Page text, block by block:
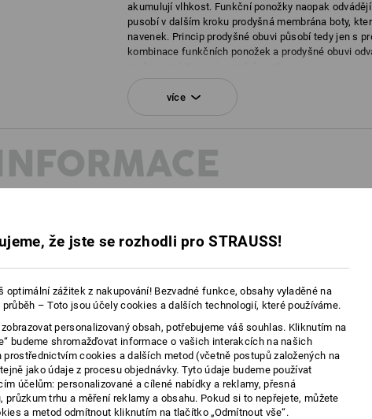
akumulují vlhkost. Funkční ponožky naopak
pusobí v dalším kroku prodyšná membrána boty,
navenek. Princip prodyšné obuvi působí tedy jen s
kombinace funkčních ponožek a prodyšné obuvi
Klikněte na tlačítko "Datový formulář" pro více
Datový formulář
více
vznikají
vlastnosti
informace
že jste se rozhodli pro STRAUSS!
optimální zážitek z nakupování! Bezvadné funkce, obsahy vyladěné na
průběh – Toto jsou účely cookies a dalších technologií, které používáme.
personalizovaný obsah, potřebujeme váš souhlas. Kliknutím na
budeme shromažďovat informace o vašich interakcích na našich
prostřednictvím cookies a dalších metod (včetně postupů založených na
jako údaje z procesu objednávky. Tyto údaje budeme používat
účelům: personalizované a cílené nabídky a reklamy, přesná
průzkum trhu a měření reklamy a obsahu. Pokud si to nepřejete, můžete
a metod odmítnout kliknutím na tlačítko „Odmítnout vše“.